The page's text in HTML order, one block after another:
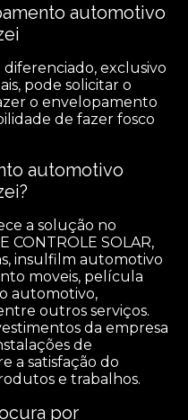
automotivo
exclusivo
pode solicitar o
o envelopamento
de fazer fosco
automotivo
a solução no
CONTROLE SOLAR,
insulfilm automotivo
moveis, película
automotivo,
outros serviços.
da empresa
de
a satisfação do
e trabalhos.
por